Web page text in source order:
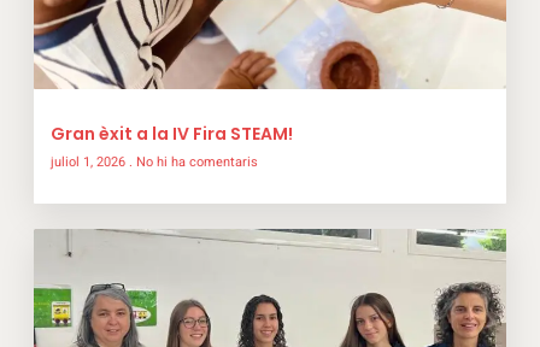
Gran èxit a la IV Fira STEAM!
juliol 1, 2026 No hi ha comentaris